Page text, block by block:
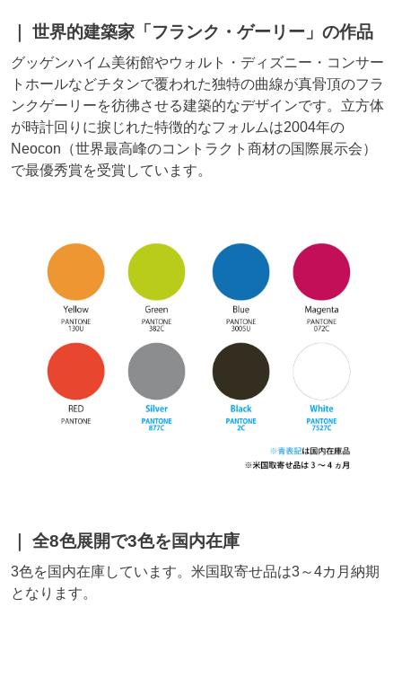
世界的建築家「フランク・ゲーリー」の作品
グッゲンハイム美術館やウォルト・ディズニー・コンサー
トホールなどチタンで覆われた独特の曲線が真骨頂のフラ
ンクゲーリーを彷彿させる建築的なデザインです。立方体
が時計回りに捩じれた特徴的なフォルムは2004年の
Neocon（世界最高峰のコントラクト商材の国際展示会）
で最優秀賞を受賞しています。
全8色展開で3色を国内在庫
3色を国内在庫しています。米国取寄せ品は3～4カ月納期
となります。